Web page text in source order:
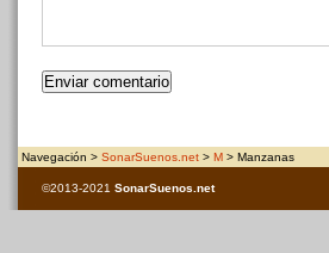
Navegación > SonarSuenos.net > M > Manzanas
©2013-2021 SonarSuenos .net